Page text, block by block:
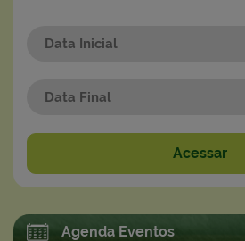
Acessar
Agenda Eventos